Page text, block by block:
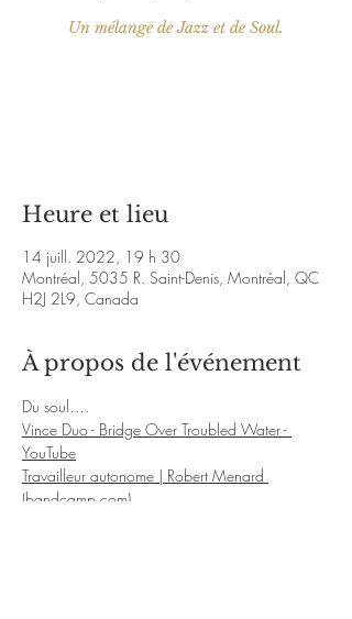
Heure et lieu
14 juill. 2022, 19 h 30
Montréal, 5035 R. Saint-Denis, Montréal, QC
H2J 2L9, Canada
À propos de l'événement
Du soul….
Vince Duo - Bridge Over Troubled Water -
YouTube
Travailleur autonome | Robert Menard
(bandcamp.com)